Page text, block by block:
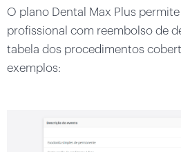
O plano Dental Max Plus
profissional com reembolso de
tabela dos procedimentos
exemplos: